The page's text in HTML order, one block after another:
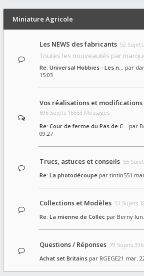
Miniature Agricole
Les NEWS des fabricants 92
Toutes les nouveautés par
Re: Universal Hobbies - Les n… par
15:03
Vos réalisations et modifications
696 Sujets 16653 Messages
Re: Cour de ferme du Pas de C… par
09:27
Trucs, astuces et conseils 55
Re: La photodécoupe par tintin551
Collections et Modèles 51 Sujets
Re: La mienne de Collec par Berny
Questions / Réponses 79 Sujets
Achat set Britains par RGEGE21 mar.